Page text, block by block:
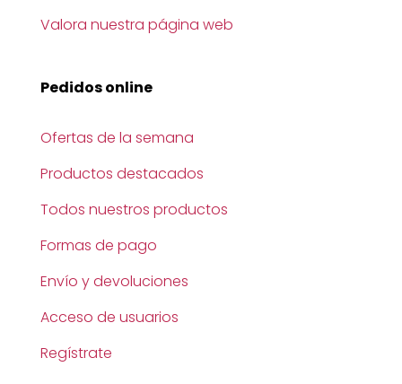
Valora nuestra página web
Pedidos online
Ofertas de la semana
Productos destacados
Todos nuestros productos
Formas de pago
Envío y devoluciones
Acceso de usuarios
Regístrate